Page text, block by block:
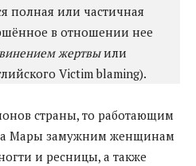
полная или частичная
в отношении нее
жертвыили
Victim blaming).
страны, то работающим
Мары замужним женщинам
и ресницы, а также